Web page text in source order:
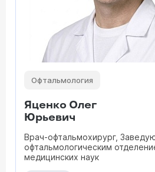
Офтальмология
Яценко Олег
Юрьевич
Врач-офтальмохирург,
офтальмологическим
медицинских наук